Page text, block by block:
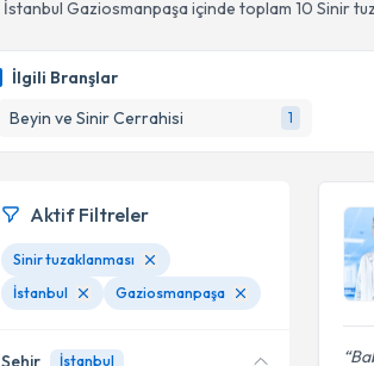
İstanbul Gaziosmanpaşa içinde toplam 10 Sinir
İlgili Branşlar
Beyin ve Sinir Cerrahisi
1
Aktif Filtreler
Sinir tuzaklanması
İstanbul
Gaziosmanpaşa
Şehir İstanbul